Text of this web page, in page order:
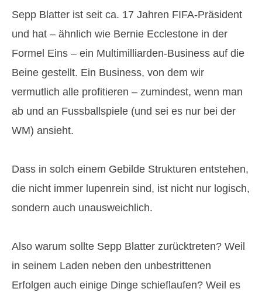
Sepp Blatter ist seit ca. 17 Jahren FIFA-Präsident
und hat – ähnlich wie Bernie Ecclestone in der
Formel Eins – ein Multimilliarden-Business auf die
Beine gestellt. Ein Business, von dem wir
vermutlich alle profitieren – zumindest, wenn man
ab und an Fussballspiele (und sei es nur bei der
WM) ansieht.
Dass in solch einem Gebilde Strukturen entstehen,
die nicht immer lupenrein sind, ist nicht nur logisch,
sondern auch unausweichlich.
Also warum sollte Sepp Blatter zurücktreten? Weil
in seinem Laden neben den unbestrittenen
Erfolgen auch einige Dinge schieflaufen? Weil es